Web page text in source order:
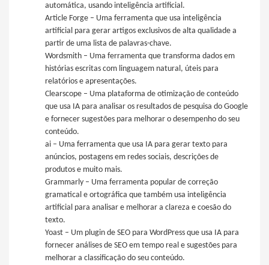
automática, usando inteligência artificial.
Article Forge – Uma ferramenta que usa inteligência
artificial para gerar artigos exclusivos de alta qualidade a
partir de uma lista de palavras-chave.
Wordsmith – Uma ferramenta que transforma dados em
histórias escritas com linguagem natural, úteis para
relatórios e apresentações.
Clearscope – Uma plataforma de otimização de conteúdo
que usa IA para analisar os resultados de pesquisa do Google
e fornecer sugestões para melhorar o desempenho do seu
conteúdo.
ai – Uma ferramenta que usa IA para gerar texto para
anúncios, postagens em redes sociais, descrições de
produtos e muito mais.
Grammarly – Uma ferramenta popular de correção
gramatical e ortográfica que também usa inteligência
artificial para analisar e melhorar a clareza e coesão do
texto.
Yoast – Um plugin de SEO para WordPress que usa IA para
fornecer análises de SEO em tempo real e sugestões para
melhorar a classificação do seu conteúdo.